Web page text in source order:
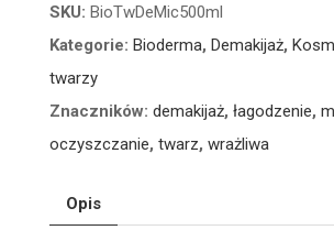
500
SKU: BioTwDeMic500ml
Kategorie: Bioderma, Demakijaż,
twarzy
Znaczników: demakijaż, łagodzenie,
oczyszczanie, twarz, wrażliwa
Opis